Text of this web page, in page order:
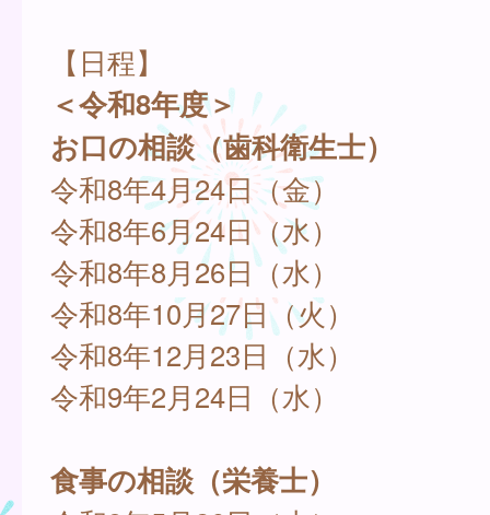
【日程】
＜令和8年度＞
お口の相談（歯科衛生士）
令和8年4月24日（金）
令和8年6月24日（水）
令和8年8月26日（水）
令和8年10月27日（火）
令和8年12月23日（水）
令和9年2月24日（水）
食事の相談（栄養士）